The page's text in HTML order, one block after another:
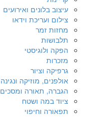
עיצוב בלונים ואירועים
צילום ועריכת וידאו
מחזות זמר
תלבושות
הפקה ולוגיסטי
מזכרות
גרפיקה וציור
אולפנים, מוזיקה ונגינה
הגברה, תאורה ומסכים
ציוד במה ושטח
תפאורה וחיפוי